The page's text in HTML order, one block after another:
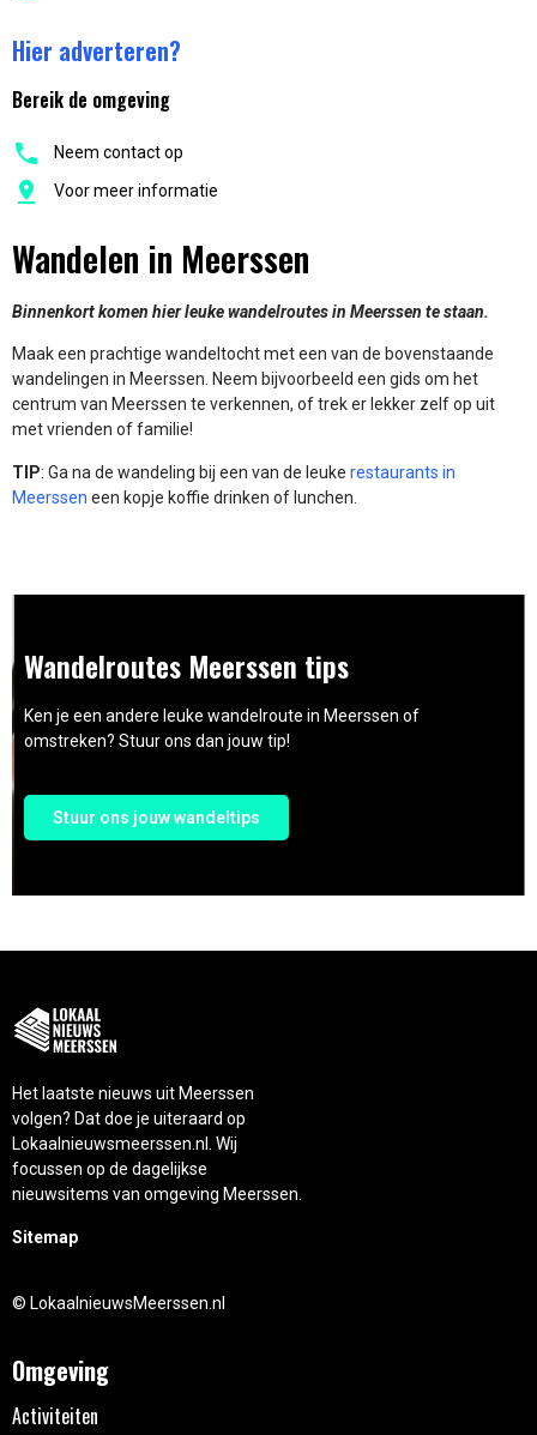
Hier adverteren?
Bereik de omgeving
Neem contact op
Voor meer informatie
Wandelen in Meerssen
Binnenkort komen hier leuke wandelroutes in Meerssen te staan.
Maak een prachtige wandeltocht met een van de bovenstaande
wandelingen in Meerssen. Neem bijvoorbeeld een gids om het
centrum van Meerssen te verkennen, of trek er lekker zelf op uit
met vrienden of familie!
TIP: Ga na de wandeling bij een van de leuke restaurants in
Meerssen een kopje koffie drinken of lunchen.
Wandelroutes Meerssen tips
Ken je een andere leuke wandelroute in Meerssen of
omstreken? Stuur ons dan jouw tip!
Stuur ons jouw wandeltips
Het laatste nieuws uit Meerssen
volgen? Dat doe je uiteraard op
Lokaalnieuwsmeerssen.nl. Wij
focussen op de dagelijkse
nieuwsitems van omgeving Meerssen.
Sitemap
© LokaalnieuwsMeerssen.nl
Omgeving
Activiteiten